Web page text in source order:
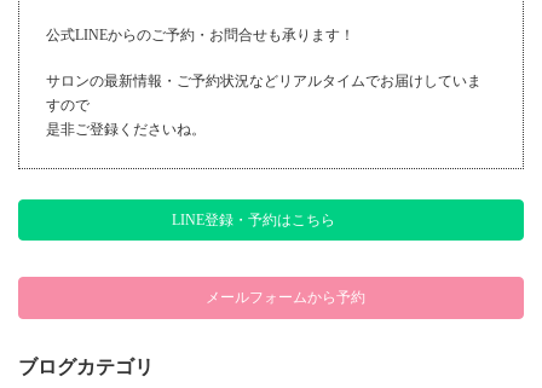
公式LINEからのご予約・お問合せも承ります！
サロンの最新情報・ご予約状況などリアルタイムでお届けしていま
すので
是非ご登録くださいね。
LINE登録・予約はこちら
メールフォームから予約
ブログカテゴリ